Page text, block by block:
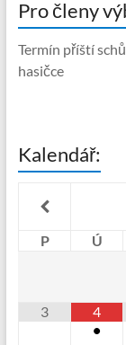
Pro členy
Termín příští
hasičce
Kalendář:
P Ú
3
4
•